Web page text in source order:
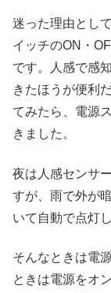
迷った理由とし
イッチのON・
です。人感で感
きたほうが便利
てみたら、電源
きました。
夜は人感センサ
すが、雨で外が
いて自動で点灯
そんなときは電
ときは電源をオ